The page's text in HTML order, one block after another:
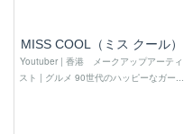
MISS COOL（ミス クール）
Youtuber | 香港 メークアップアーティ
スト | グルメ 90世代のハッピーなガー...